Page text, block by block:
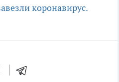
коронавирус.